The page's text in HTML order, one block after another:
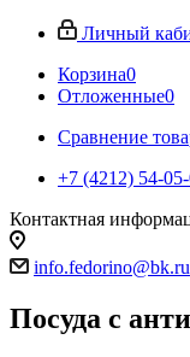
Личный
Корзина0
Отложенные0
Сравнение
+7 (4212) 54-
Контактная
info.fedorino@bk.ru
Посуда с